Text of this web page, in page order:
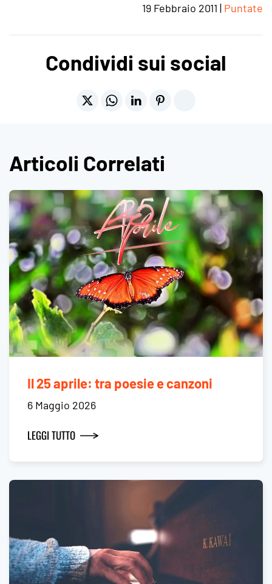
19 Febbraio 2011 | Puntate
Condividi sui social
Articoli Correlati
Il 25 aprile: tra poesie e canzoni
6 Maggio 2026
LEGGI TUTTO